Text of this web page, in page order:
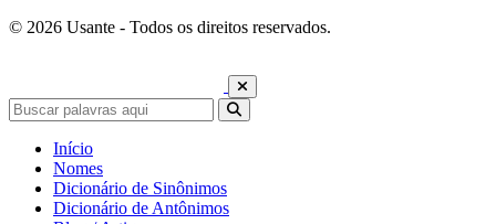
© 2026 Usante - Todos os direitos reservados.
Início
Nomes
Dicionário de Sinônimos
Dicionário de Antônimos